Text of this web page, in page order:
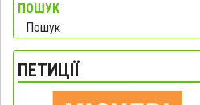
ПОШУК
Пошук
ПЕТИЦІЇ